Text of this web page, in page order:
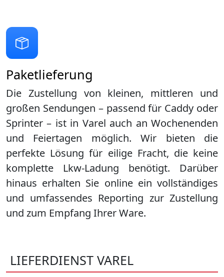
Paketlieferung
Die Zustellung von kleinen, mittleren und
großen Sendungen – passend für Caddy oder
Sprinter – ist in Varel auch an Wochenenden
und Feiertagen möglich. Wir bieten die
perfekte Lösung für eilige Fracht, die keine
komplette Lkw-Ladung benötigt. Darüber
hinaus erhalten Sie online ein vollständiges
und umfassendes Reporting zur Zustellung
und zum Empfang Ihrer Ware.
LIEFERDIENST VAREL